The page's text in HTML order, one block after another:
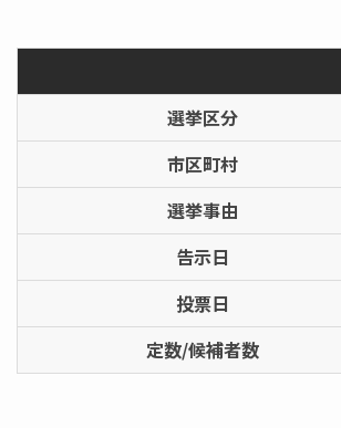
選挙区分
市区町村
選挙事由
告示日
投票日
定数/候補者数